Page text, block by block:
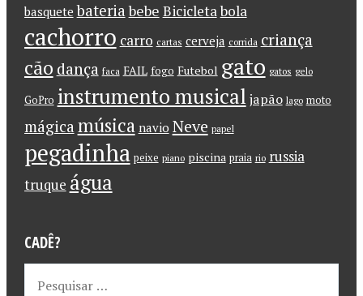
basquete bateriabebe Bicicletabola
cachorro carro cartas cerveja corrida criança
cão dança faca FAIL fogo Futebol gato gatos gelo
GoPro instrumento musical japão lago moto
mágica música navio Neve papel
pegadinha peixe piano piscina praia rio russia
truque água
CADÊ?